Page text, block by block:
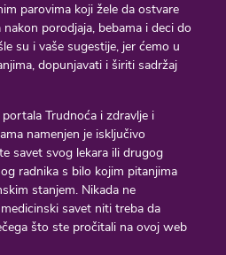
parovima koji žele da ostvare
porodjaja, bebama i deci do
su i vaše sugestije, jer ćemo u
dopunjavati i širiti sadržaj
Trudnoća i zdravlje i
namenjen je isključivo
savet svog lekara ili drugog
radnika s bilo kojim pitanjima
stanjem. Nikada ne
savet niti treba da
što ste pročitali na ovoj web